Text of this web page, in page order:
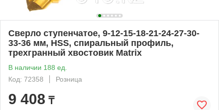
Сверло ступенчатое, 9-12-15-18-21-24-27-30-
33-36 мм, HSS, спиральный профиль,
трехгранный хвостовик Matrix
В наличии 188 ед.
Код: 72358
Розница
9 408 ₸